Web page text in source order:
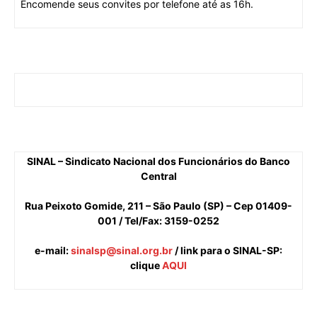
Encomende seus convites por telefone até as 16h.
SINAL – Sindicato Nacional dos Funcionários do Banco
Central
Rua Peixoto Gomide, 211 – São Paulo (SP) – Cep 01409-
001 / Tel/Fax: 3159-0252
e-mail:sinalsp@sinal.org.br / link para o SINAL-SP:
cliqueAQUI